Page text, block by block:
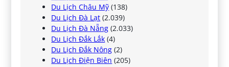
Du Lịch Châu Mỹ (138)
Du Lịch Đà Lạt (2.039)
Du Lịch Đà Nẵng (2.033)
Du Lịch Đắk Lắk (4)
Du Lịch Đắk Nông (2)
Du Lịch Điện Biên (205)